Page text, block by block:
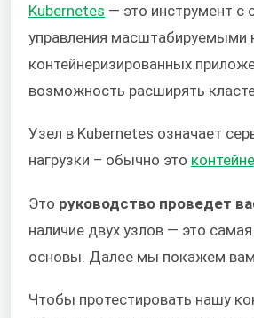
Kubernetes — это инструмент
управления масштабируемыми
контейнеризированных
возможность расширять
Узел в Kubernetes означает
нагрузки – обычно это
Это руководство проведет
наличие двух узлов — это
основы. Далее мы покажем
Чтобы протестировать нашу